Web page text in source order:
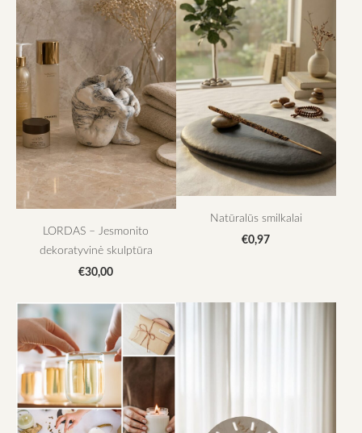
LORDAS – Jesmonito
dekoratyvinė skulptūra
€30,00
Natūralūs smilkalai
€0,97